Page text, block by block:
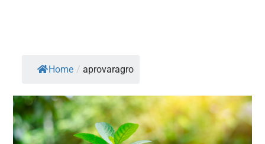
Home / aprovaragro